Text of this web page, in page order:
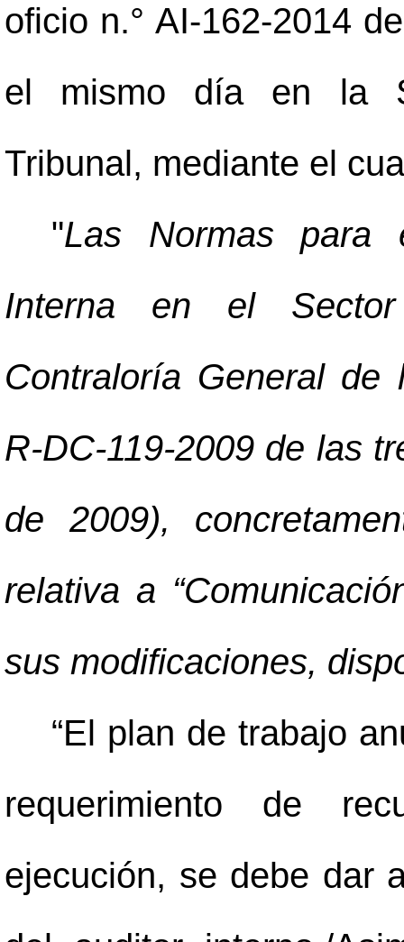
oficio n.° AI-162-2014
el mismo día en la
Tribunal, mediante el
"Las Normas para
Interna en el
Contraloría General de
R-DC-119-2009 de las
de 2009),
relativa a
sus modificaciones,
“El plan de trabajo
requerimiento de
ejecución, se debe dar